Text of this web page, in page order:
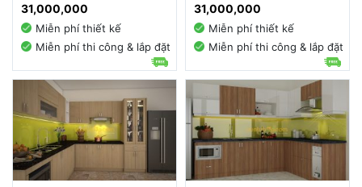
31,000,000
Miễn phí thiết kế
Miễn phí thi công & lắp đặt
31,000,000
Miễn phí thiết kế
Miễn phí thi công & lắp đặt